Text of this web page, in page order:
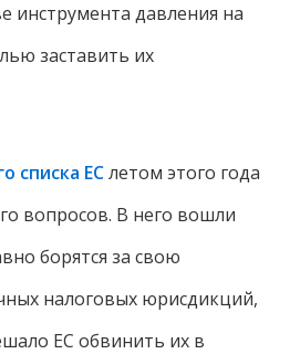
инструмента давления на
заставить их
списка ЕСлетом этого года
вопросов. В него вошли
борятся за свою
налоговых юрисдикций,
ЕС обвинить их в